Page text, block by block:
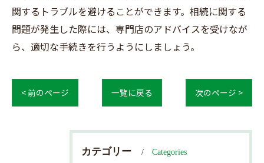
関するトラブルを避けることができます。相続に関する
問題が発生した際には、専門店のアドバイスを受けなが
ら、適切な手続きを行うようにしましょう。
< 前のページ 一覧に戻る 次のページ >
カテゴリー Categories